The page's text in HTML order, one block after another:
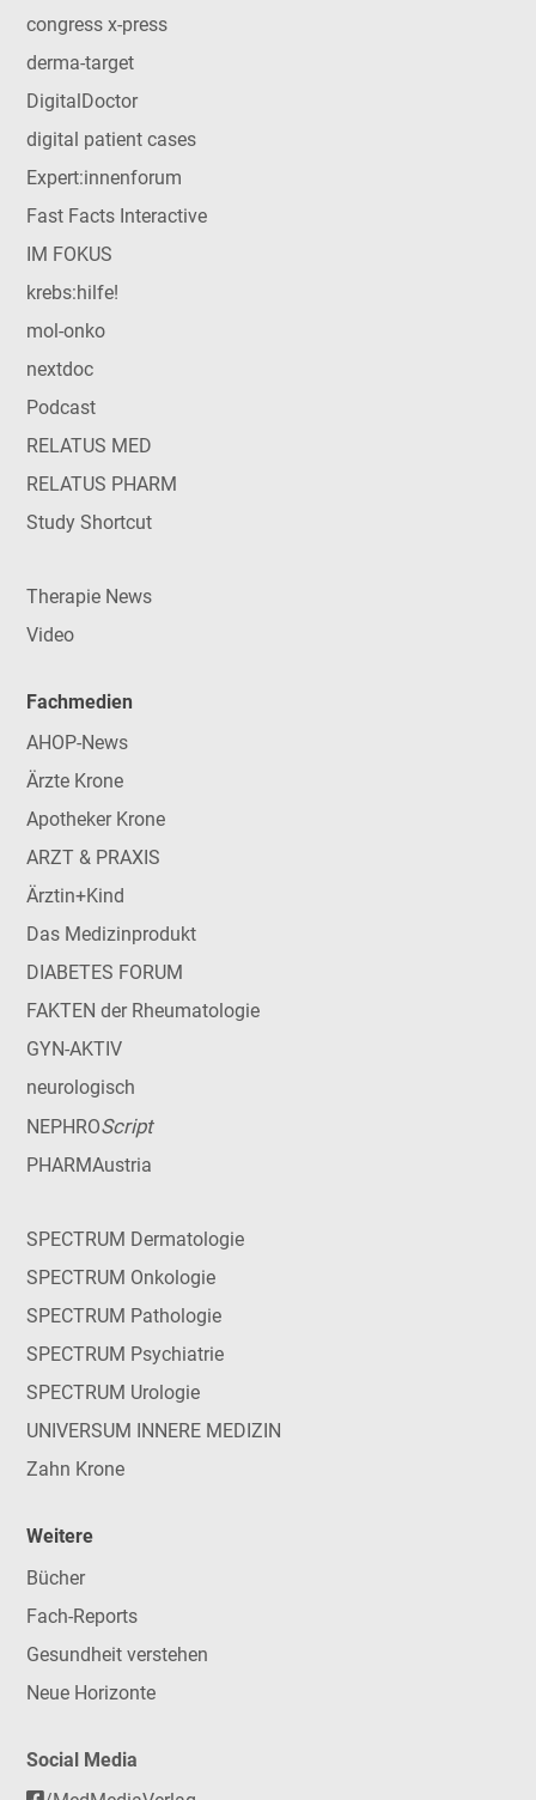
congress x-press
derma-target
DigitalDoctor
digital patient cases
Expert:innenforum
Fast Facts Interactive
IM FOKUS
krebs:hilfe!
mol-onko
nextdoc
Podcast
RELATUS MED
RELATUS PHARM
Study Shortcut
Therapie News
Video
Fachmedien
AHOP-News
Ärzte Krone
Apotheker Krone
ARZT & PRAXIS
Ärztin+Kind
Das Medizinprodukt
DIABETES FORUM
FAKTEN der Rheumatologie
GYN-AKTIV
neurologisch
NEPHROScript
PHARMAustria
SPECTRUM Dermatologie
SPECTRUM Onkologie
SPECTRUM Pathologie
SPECTRUM Psychiatrie
SPECTRUM Urologie
UNIVERSUM INNERE MEDIZIN
Zahn Krone
Weitere
Bücher
Fach-Reports
Gesundheit verstehen
Neue Horizonte
Social Media